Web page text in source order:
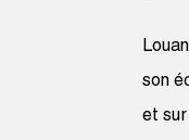
son
et